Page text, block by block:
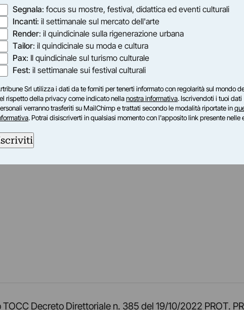
LinkedIn
su Twitch
su Rss
Decreto Direttoriale n. 385 del 19/10/2022 PROT.
Segnala: focus su mostre, festival, didattica ed eventi culturali
Incanti: il settimanale sul mercato dell'arte
Render: il quindicinale sulla rigenerazione urbana
Tailor: il quindicinale su moda e cultura
Pax: Il quindicinale sul turismo culturale
Fest: il settimanale sui festival culturali
Srl utilizza i dati da te forniti per tenerti informato con regolarità sul mondo
rispetto della privacy come indicato nellanostra informativa. Iscrivendoti i tuoi dati
verranno trasferiti su MailChimp e trattati secondo le modalità riportate in
. Potrai disiscriverti in qualsiasi momento con l'apposito link presente nelle